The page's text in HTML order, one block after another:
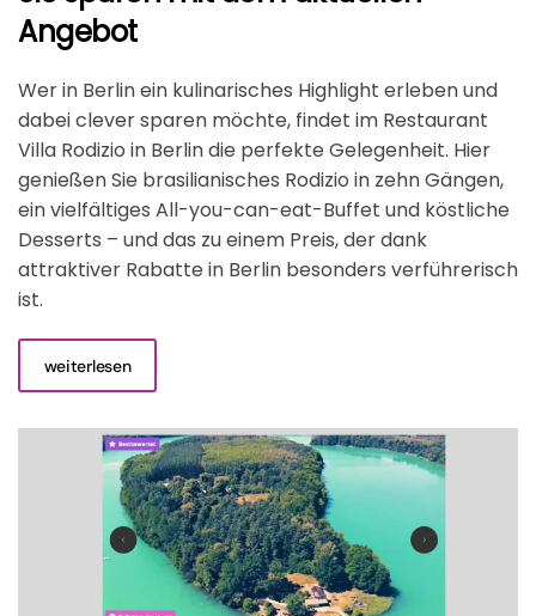
Angebot
Wer in Berlin ein kulinarisches Highlight erleben und
dabei clever sparen möchte, findet im Restaurant
Villa Rodizio in Berlin die perfekte Gelegenheit. Hier
genießen Sie brasilianisches Rodizio in zehn Gängen,
ein vielfältiges All-you-can-eat-Buffet und köstliche
Desserts – und das zu einem Preis, der dank
attraktiver Rabatte in Berlin besonders verführerisch
ist.
weiterlesen